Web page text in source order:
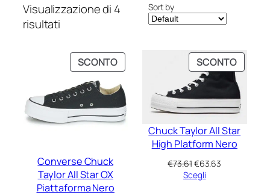
Visualizzazione di 4
risultati
Sort by
SCONTOPRODOTTO
IN
VENDITA
Converse Chuck
Taylor All Star OX
Piattaforma Nero
SCONTO
IN
Chuck Taylor All Star
High Platform Nero
€73.61Il
prezzo
€63.63
Scegli